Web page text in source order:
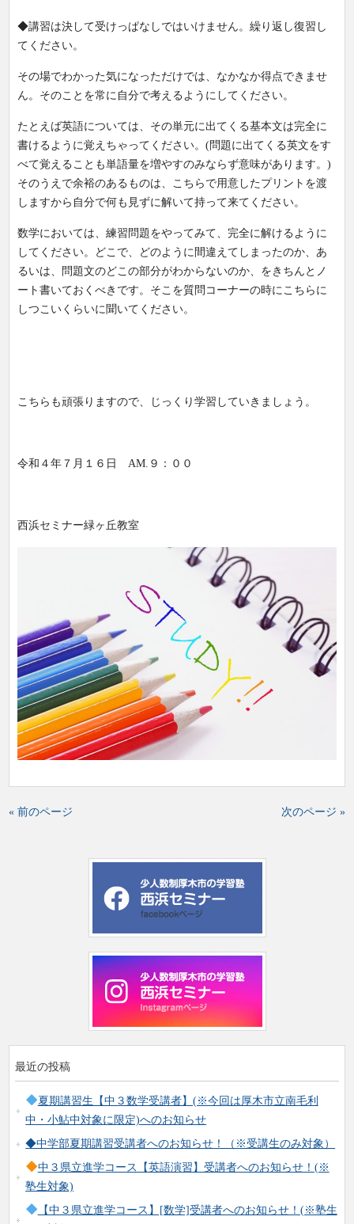
◆講習は決して受けっぱなしではいけません。繰り返し復習し
てください。
その場でわかった気になっただけでは、なかなか得点できませ
ん。そのことを常に自分で考えるようにしてください。
たとえば英語については、その単元に出てくる基本文は完全に
書けるように覚えちゃってください。(問題に出てくる英文をす
べて覚えることも単語量を増やすのみならず意味があります。)
そのうえで余裕のあるものは、こちらで用意したプリントを渡
しますから自分で何も見ずに解いて持って来てください。
数学においては、練習問題をやってみて、完全に解けるように
してください。どこで、どのように間違えてしまったのか、あ
るいは、問題文のどこの部分がわからないのか、をきちんとノ
ート書いておくべきです。そこを質問コーナーの時にこちらに
しつこいくらいに聞いてください。
こちらも頑張りますので、じっくり学習していきましょう。
令和４年７月１６日 AM.９：００
西浜セミナー緑ヶ丘教室
« 前のページ 次のページ »
最近の投稿
夏期講習生【中３数学受講者】(※今回は厚木市立南毛利
中・小鮎中対象に限定)へのお知らせ
◆中学部夏期講習受講者へのお知らせ！（※受講生のみ対象）
中３県立進学コース【英語演習】受講者へのお知らせ！(※
塾生対象)
【中３県立進学コース】[数学]受講者へのお知らせ！(※塾生